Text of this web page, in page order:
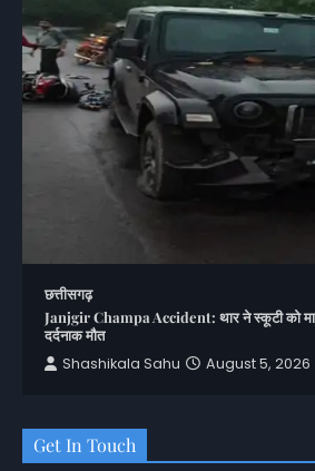
छत्तीसगढ़
Janjgir Champa Accident: थार ने स्कूटी को
दर्दनाक मौत
Shashikala Sahu
August 5, 2026
Get In Touch